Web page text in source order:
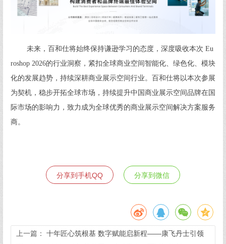
未来，百和仕将始终保持谦逊学习的态度，深度吸收本次 Eu
roshop 2026的行业洞察，紧扣全球商业空间智能化、绿色化、模块
化的发展趋势，持续深耕商业展示空间行业。百和仕将以本次参展
为契机，稳步开拓全球市场，持续提升中国商业展示空间品牌在国
际市场的影响力，致力成为全球优秀的商业展示空间解决方案服务
商。
分享到手机QQ 分享到微信
上一篇： 十年匠心筑根基 数字赋能启新程——康飞丹士引领